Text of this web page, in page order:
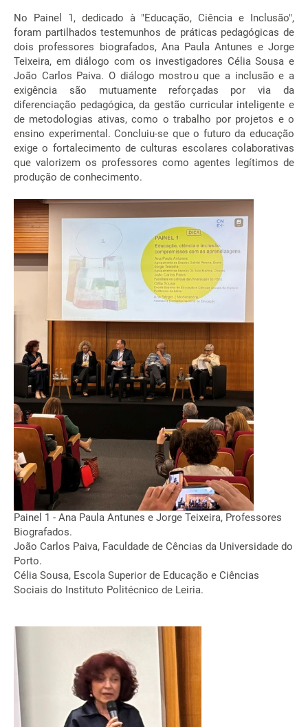
No Painel 1, dedicado à "Educação, Ciência e Inclusão",
foram partilhados testemunhos de práticas pedagógicas de
dois professores biografados, Ana Paula Antunes e Jorge
Teixeira, em diálogo com os investigadores Célia Sousa e
João Carlos Paiva. O diálogo mostrou que a inclusão e a
exigência são mutuamente reforçadas por via da
diferenciação pedagógica, da gestão curricular inteligente e
de metodologias ativas, como o trabalho por projetos e o
ensino experimental. Concluiu-se que o futuro da educação
exige o fortalecimento de culturas escolares colaborativas
que valorizem os professores como agentes legítimos de
produção de conhecimento.
Painel 1 - Ana Paula Antunes e Jorge Teixeira, Professores
Biografados.
João Carlos Paiva, Faculdade de Cências da Universidade do
Porto.
Célia Sousa, Escola Superior de Educação e Ciências
Sociais do Instituto Politécnico de Leiria.